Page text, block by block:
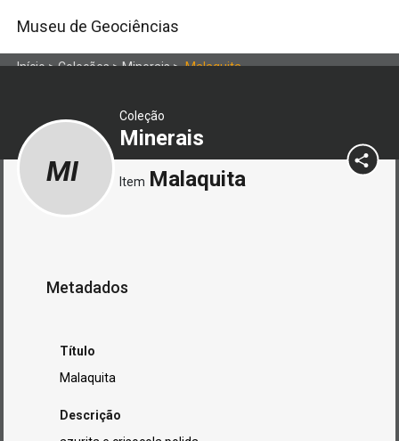
Museu de Geociências
Início>Coleções>Minerais>Malaquita
Coleção
Minerais
MI Item Malaquita
Metadados
Título
Malaquita
Descrição